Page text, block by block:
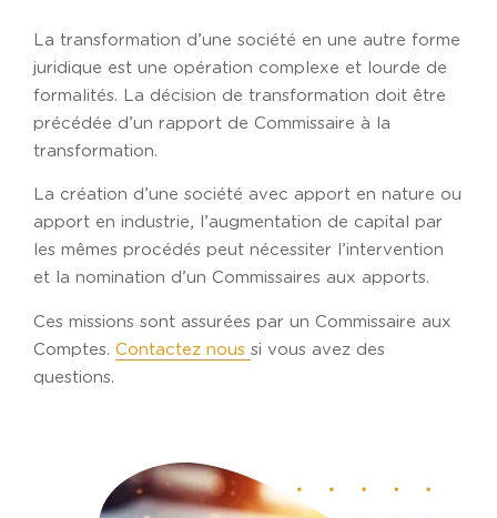
La transformation d’une société en une autre forme
juridique est une opération complexe et lourde de
formalités. La décision de transformation doit être
précédée d’un rapport de Commissaire à la
transformation.
La création d’une société avec apport en nature ou
apport en industrie, l’augmentation de capital par
les mêmes procédés peut nécessiter l’intervention
et la nomination d’un Commissaires aux apports.
Ces missions sont assurées par un Commissaire aux
Comptes. Contactez nous si vous avez des
questions.